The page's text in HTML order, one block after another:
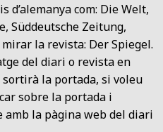
com: Die Welt,
Süddeutsche Zeitung,
la revista: Der Spiegel.
del diari o revista en
la portada, si voleu
sobre la portada i
la pàgina web del diari